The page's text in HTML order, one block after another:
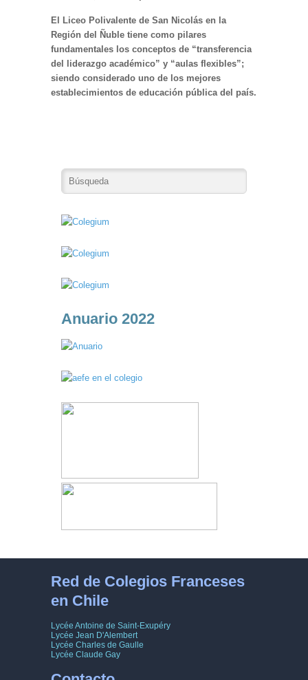
El Liceo Polivalente de San Nicolás en la
Región del Ñuble tiene como pilares
fundamentales los conceptos de “transferencia
del liderazgo académico” y “aulas flexibles”;
siendo considerado uno de los mejores
establecimientos de educación pública del país.
Anuario 2022
Red de Colegios Franceses
en Chile
Lycée Antoine de Saint-Exupéry
Lycée Jean D'Alembert
Lycée Charles de Gaulle
Lycée Claude Gay